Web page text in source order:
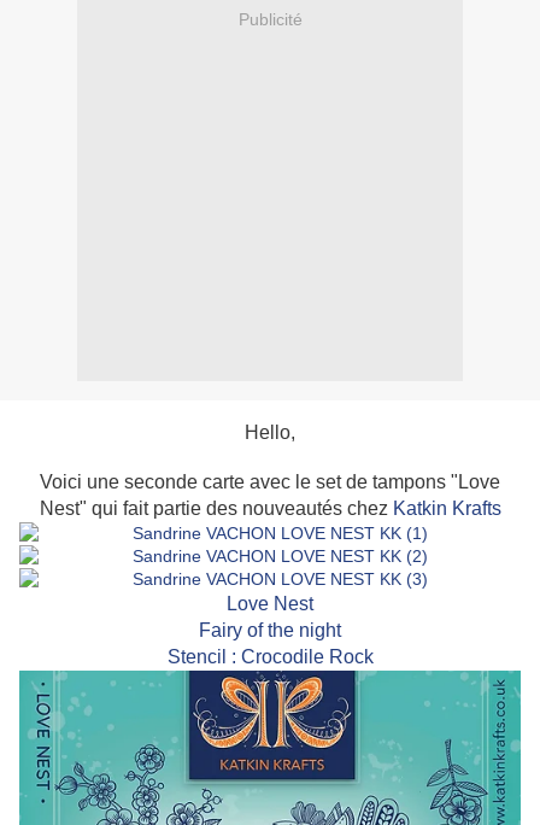
Publicité
Hello,
Voici une seconde carte avec le set de tampons "Love
Nest" qui fait partie des nouveautés chez Katkin Krafts
Love Nest
Fairy of the night
Stencil : Crocodile Rock